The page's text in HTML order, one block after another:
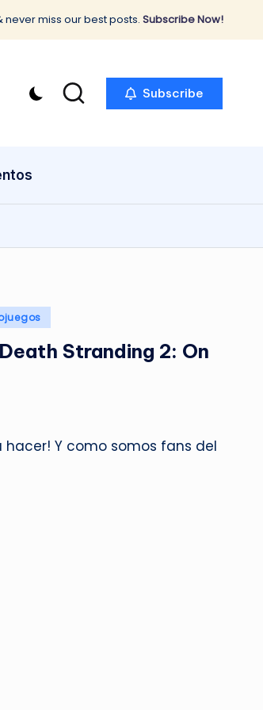
miss our best posts. Subscribe Now!
Subscribe
Stranding 2: On
hacer! Y como somos fans del